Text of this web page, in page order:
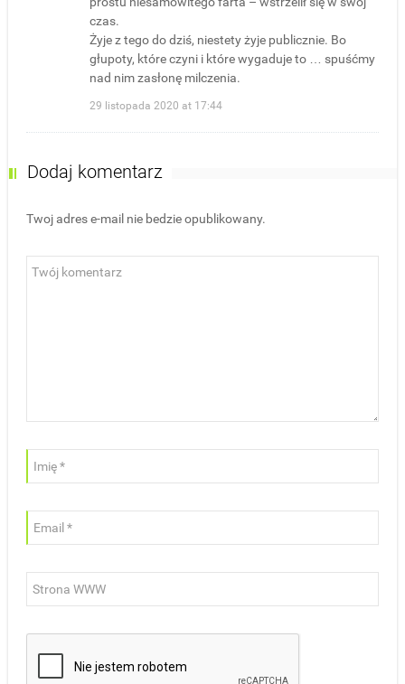
czas.
Żyje z tego do dziś, niestety żyje publicznie. Bo
głupoty, które czyni i które wygaduje to … spuśćmy
nad nim zasłonę milczenia.
29 listopada 2020 at 17:44
Dodaj komentarz
Twoj adres e-mail nie bedzie opublikowany.